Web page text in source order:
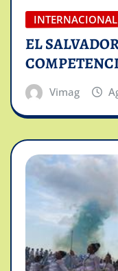
INTERNACIONAL
EL
Vimag